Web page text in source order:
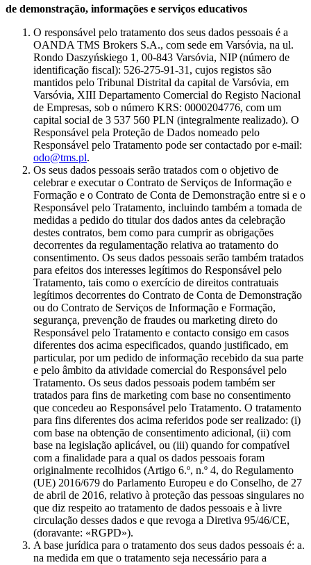
de demonstração, informações e serviços educativos
O responsável pelo tratamento dos seus dados pessoais é a
OANDA TMS Brokers S.A., com sede em Varsóvia, na ul.
Rondo Daszyńskiego 1, 00-843 Varsóvia, NIP (número de
identificação fiscal): 526-275-91-31, cujos registos são
mantidos pelo Tribunal Distrital da capital de Varsóvia, em
Varsóvia, XIII Departamento Comercial do Registo Nacional
de Empresas, sob o número KRS: 0000204776, com um
capital social de 3 537 560 PLN (integralmente realizado). O
Responsável pela Proteção de Dados nomeado pelo
Responsável pelo Tratamento pode ser contactado por e-mail:
odo@tms.pl.
Os seus dados pessoais serão tratados com o objetivo de
celebrar e executar o Contrato de Serviços de Informação e
Formação e o Contrato de Conta de Demonstração entre si e o
Responsável pelo Tratamento, incluindo também a tomada de
medidas a pedido do titular dos dados antes da celebração
destes contratos, bem como para cumprir as obrigações
decorrentes da regulamentação relativa ao tratamento do
consentimento. Os seus dados pessoais serão também tratados
para efeitos dos interesses legítimos do Responsável pelo
Tratamento, tais como o exercício de direitos contratuais
legítimos decorrentes do Contrato de Conta de Demonstração
ou do Contrato de Serviços de Informação e Formação,
segurança, prevenção de fraudes ou marketing direto do
Responsável pelo Tratamento e contacto consigo em casos
diferentes dos acima especificados, quando justificado, em
particular, por um pedido de informação recebido da sua parte
e pelo âmbito da atividade comercial do Responsável pelo
Tratamento. Os seus dados pessoais podem também ser
tratados para fins de marketing com base no consentimento
que concedeu ao Responsável pelo Tratamento. O tratamento
para fins diferentes dos acima referidos pode ser realizado: (i)
com base na obtenção de consentimento adicional, (ii) com
base na legislação aplicável, ou (iii) quando for compatível
com a finalidade para a qual os dados pessoais foram
originalmente recolhidos (Artigo 6.º, n.º 4, do Regulamento
(UE) 2016/679 do Parlamento Europeu e do Conselho, de 27
de abril de 2016, relativo à proteção das pessoas singulares no
que diz respeito ao tratamento de dados pessoais e à livre
circulação desses dados e que revoga a Diretiva 95/46/CE,
(doravante: «RGPD»).
A base jurídica para o tratamento dos seus dados pessoais é: a.
na medida em que o tratamento seja necessário para a